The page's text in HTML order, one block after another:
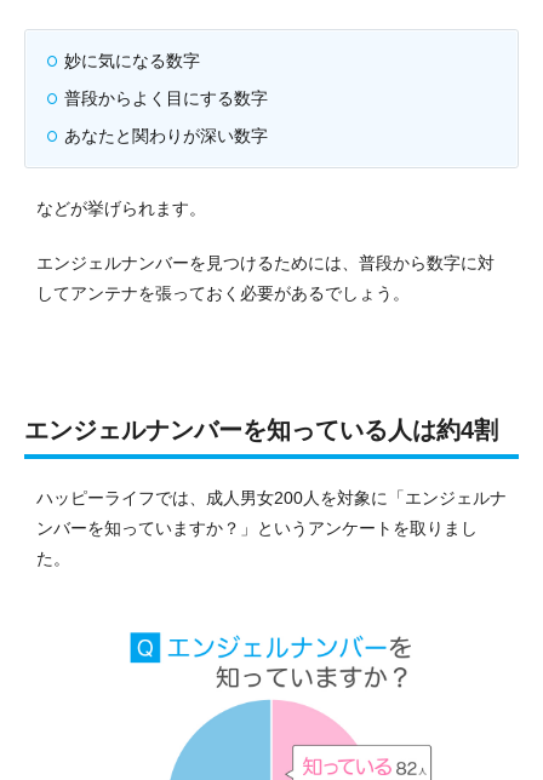
妙に気になる数字
普段からよく目にする数字
あなたと関わりが深い数字
などが挙げられます。
エンジェルナンバーを見つけるためには、普段から数字に対
してアンテナを張っておく必要があるでしょう。
エンジェルナンバーを知っている人は約4割
ハッピーライフでは、成人男女200人を対象に「エンジェルナ
ンバーを知っていますか？」というアンケートを取りまし
た。